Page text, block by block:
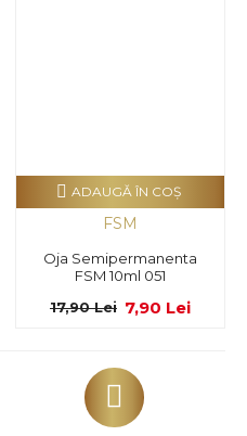
FSM
Oja Semipermanenta
FSM 10ml 051
7,90 Lei
17,90 Lei
ADAUGĂ ÎN COŞ